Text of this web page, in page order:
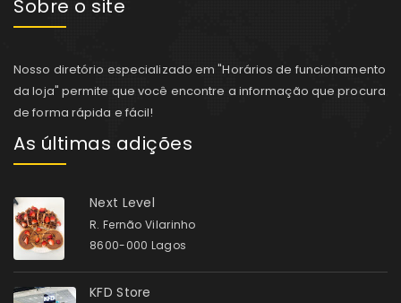
Sobre o site
Nosso diretório especializado em "Horários de funcionamento
da loja" permite que você encontre a informação que procura
de forma rápida e fácil!
As últimas adições
Next Level
R. Fernão Vilarinho
8600-000 Lagos
KFD Store